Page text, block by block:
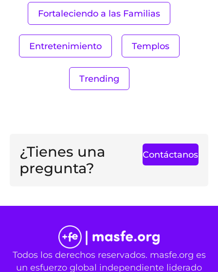
Fortaleciendo a las Familias
Entretenimiento Templos
Trending
¿Tienes una
pregunta?
Contáctanos
Todos los derechos reservados. masfe.org es
un esfuerzo global independiente liderado